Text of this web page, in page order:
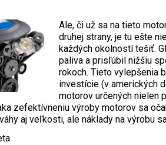
Ale, či už sa na tieto
druhej strany, je tu ešte
každých okolností tešiť.
paliva a prisľúbil nižšiu
rokoch. Tieto vylepšenia
investície (v amerických
motorov určených nielen
zefektívneniu výroby motorov sa
aj veľkosti, ale náklady na výrobu